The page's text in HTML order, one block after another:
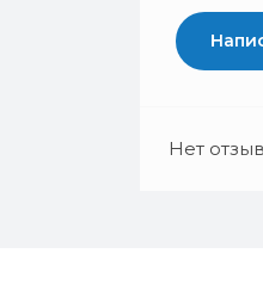
Нет